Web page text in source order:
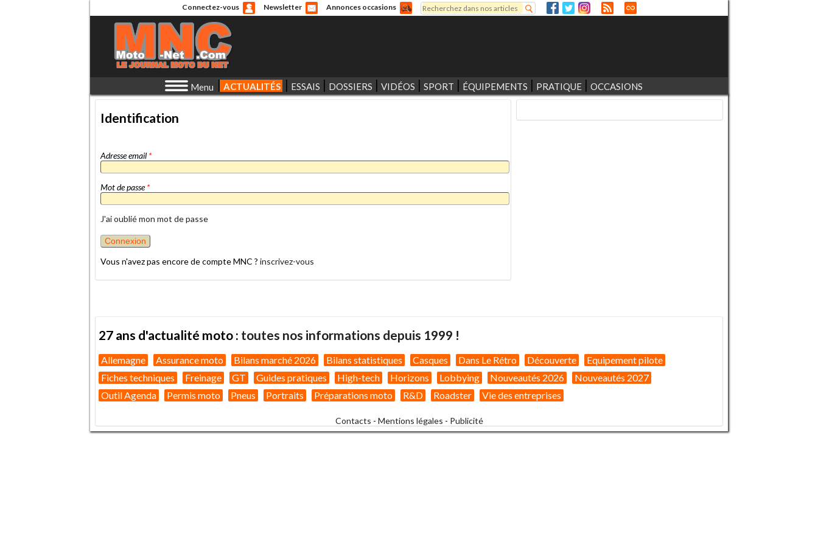
Connectez-vous Newsletter Annonces occasions
Formulaire de recherche
Rechercher
Menu ACTUALITÉS ESSAIS DOSSIERS VIDÉOS SPORT ÉQUIPEMENTS PRATIQUE OCCASIONS
Identification
Adresse email *
Mot de passe*
J'ai oublié mon mot de passe
Vous n'avez pas encore de compte MNC ? inscrivez-vous
27 ans d'actualité moto : toutes nos informations depuis 1999 !
Allemagne Assurance moto Bilans marché 2026 Bilans statistiques Casques Dans Le Rétro Découverte
Equipement pilote
Fiches techniques
Freinage GT Guides pratiques High-tech Horizons Lobbying Nouveautés 2026
Nouveautés 2027
Outil Agenda
Permis moto Pneus Portraits Préparations moto R&D Roadster Vie des entreprises
Contacts - Mentions légales - Publicité